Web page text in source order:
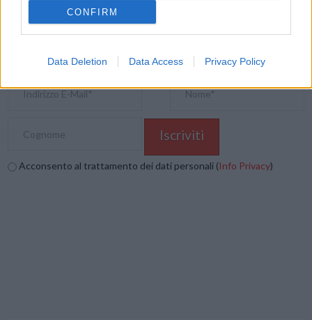
CONFIRM
Data Deletion Data Access Privacy Policy
Acconsento al trattamento dei dati personali (Info Privacy)